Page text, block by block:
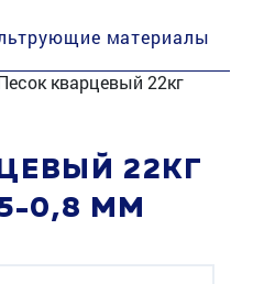
материалы
кварцевый 22кг
22КГ
0,8 ММ